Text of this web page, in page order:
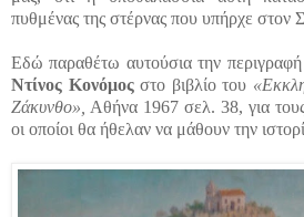
πυθμένας της στέρνας που υπήρχε στον
Εδώ παραθέτω αυτούσια την περιγραφή
Ντίνος Κονόμοςστο βιβλίο του
Ζάκυνθο», Αθήνα 1967 σελ. 38, για
οι οποίοι θα ήθελαν να μάθουν την